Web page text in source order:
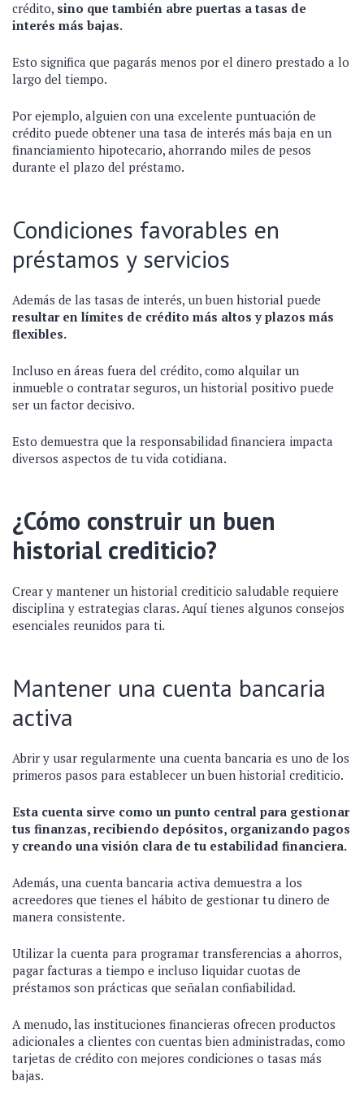
crédito, sino que también abre puertas a tasas de
interés más bajas.
Esto significa que pagarás menos por el dinero prestado a lo
largo del tiempo.
Por ejemplo, alguien con una excelente puntuación de
crédito puede obtener una tasa de interés más baja en un
financiamiento hipotecario, ahorrando miles de pesos
durante el plazo del préstamo.
Condiciones favorables en
préstamos y servicios
Además de las tasas de interés, un buen historial puede
resultar en límites de crédito más altos y plazos más
flexibles.
Incluso en áreas fuera del crédito, como alquilar un
inmueble o contratar seguros, un historial positivo puede
ser un factor decisivo.
Esto demuestra que la responsabilidad financiera impacta
diversos aspectos de tu vida cotidiana.
¿Cómo construir un buen
historial crediticio?
Crear y mantener un historial crediticio saludable requiere
disciplina y estrategias claras. Aquí tienes algunos consejos
esenciales reunidos para ti.
Mantener una cuenta bancaria
activa
Abrir y usar regularmente una cuenta bancaria es uno de los
primeros pasos para establecer un buen historial crediticio.
Esta cuenta sirve como un punto central para gestionar
tus finanzas, recibiendo depósitos, organizando pagos
y creando una visión clara de tu estabilidad financiera.
Además, una cuenta bancaria activa demuestra a los
acreedores que tienes el hábito de gestionar tu dinero de
manera consistente.
Utilizar la cuenta para programar transferencias a ahorros,
pagar facturas a tiempo e incluso liquidar cuotas de
préstamos son prácticas que señalan confiabilidad.
A menudo, las instituciones financieras ofrecen productos
adicionales a clientes con cuentas bien administradas, como
tarjetas de crédito con mejores condiciones o tasas más
bajas.